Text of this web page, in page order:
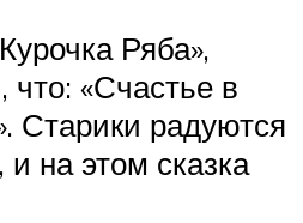
Ряба»,
что: «Счастье в
Старики радуются
на этом сказка